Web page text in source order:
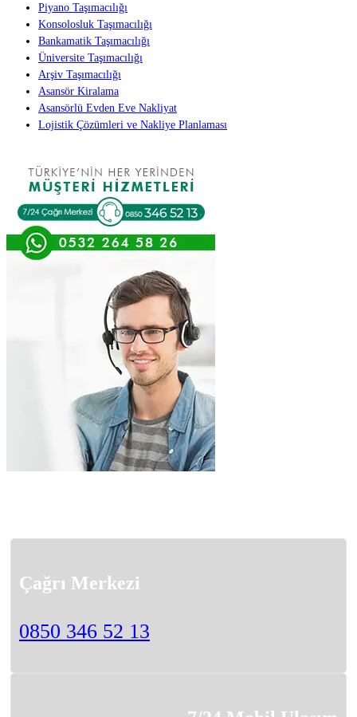
Piyano Taşımacılığı
Konsolosluk Taşımacılığı
Bankamatik Taşımacılığı
Üniversite Taşımacılığı
Arşiv Taşımacılığı
Asansör Kiralama
Asansörlü Evden Eve Nakliyat
Lojistik Çözümleri ve Nakliye Planlaması
Çağrı Merkezi
0850 346 52 13